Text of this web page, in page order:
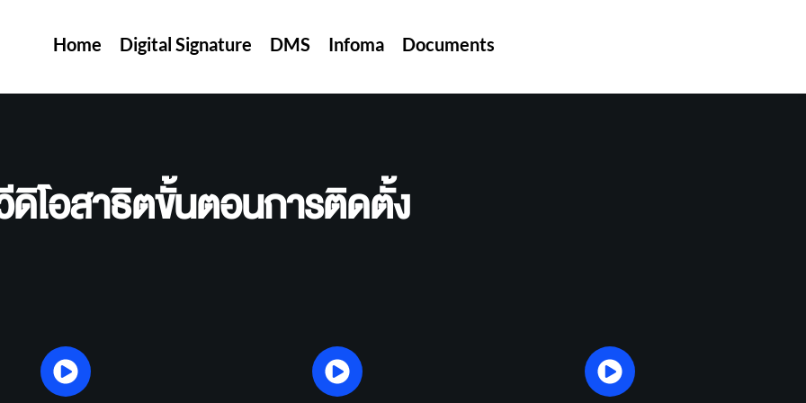
Home Digital Signature DMS Infoma Documents
ดิโอสาธิตขั้นตอนการติดตั้ง